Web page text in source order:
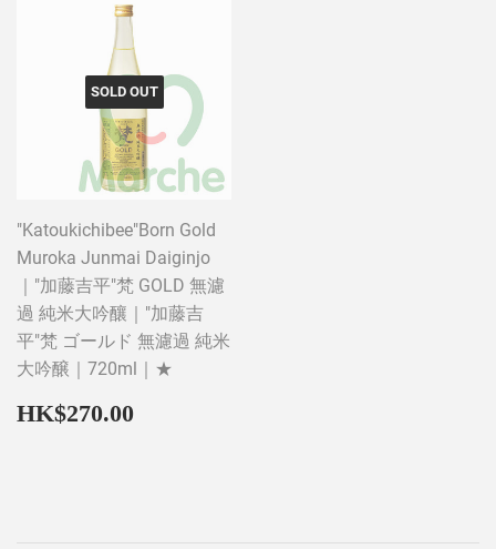
SOLD OUT
"Katoukichibee"Born Gold
Muroka Junmai Daiginjo
｜"加藤吉平"梵 GOLD 無濾
過 純米大吟釀｜"加藤吉
平"梵 ゴールド 無濾過 純米
大吟醸｜720ml｜★
Regular
price
HK$270.00